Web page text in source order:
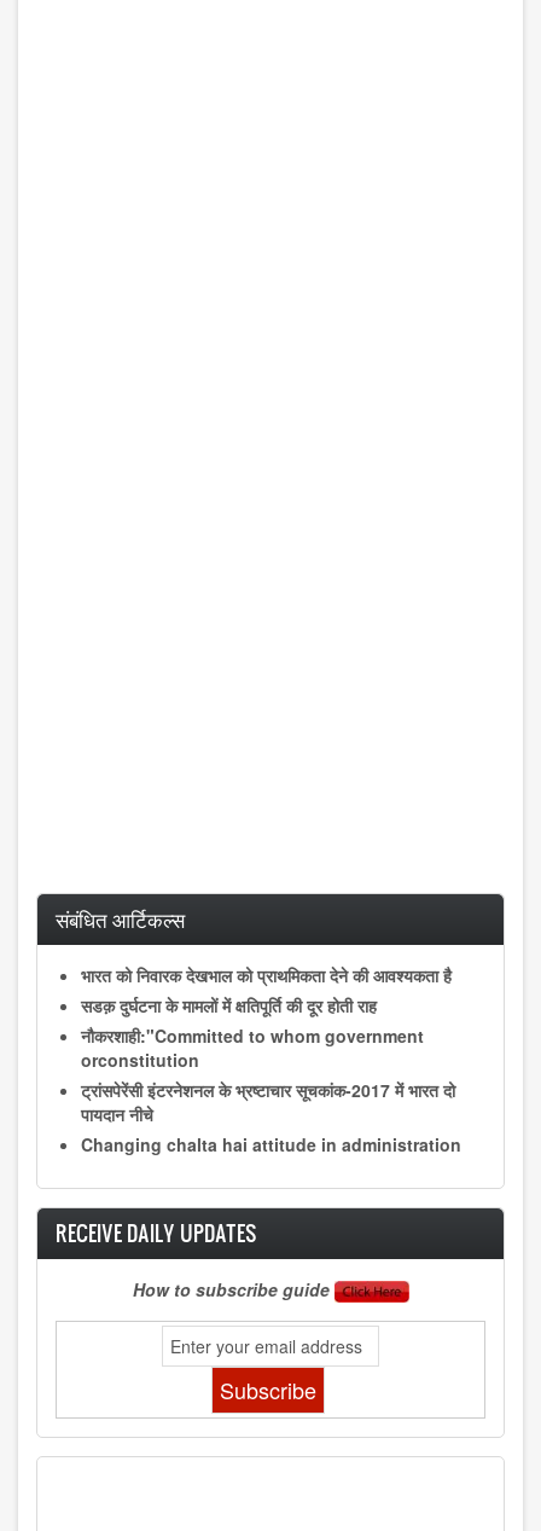
संबंधित आर्टिकल्स
भारत को निवारक देखभाल को प्राथमिकता देने की आवश्यकता है
सडक़ दुर्घटना के मामलों में क्षतिपूर्ति की दूर होती राह
नौकरशाही:"Committed to whom government
orconstitution
ट्रांसपेरेंसी इंटरनेशनल के भ्रष्टाचार सूचकांक-2017 में भारत दो
पायदान नीचे
Changing chalta hai attitude in administration
RECEIVE DAILY UPDATES
How to subscribe guide